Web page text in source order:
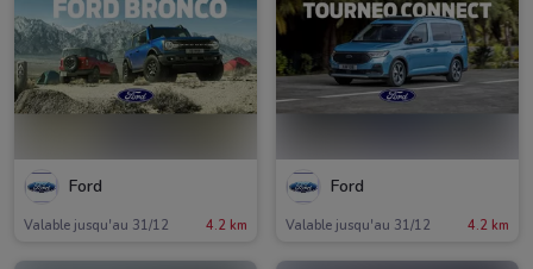
Ford
Valable jusqu'au 31/12 4.2 km
Ford
Valable jusqu'au 31/12 4.2 km